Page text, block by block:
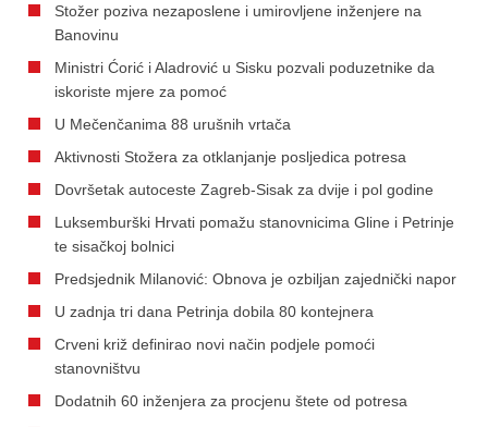
Stožer poziva nezaposlene i umirovljene inženjere na
Banovinu
Ministri Ćorić i Aladrović u Sisku pozvali poduzetnike da
iskoriste mjere za pomoć
U Mečenčanima 88 urušnih vrtača
Aktivnosti Stožera za otklanjanje posljedica potresa
Dovršetak autoceste Zagreb-Sisak za dvije i pol godine
Luksemburški Hrvati pomažu stanovnicima Gline i Petrinje
te sisačkoj bolnici
Predsjednik Milanović: Obnova je ozbiljan zajednički napor
U zadnja tri dana Petrinja dobila 80 kontejnera
Crveni križ definirao novi način podjele pomoći
stanovništvu
Dodatnih 60 inženjera za procjenu štete od potresa